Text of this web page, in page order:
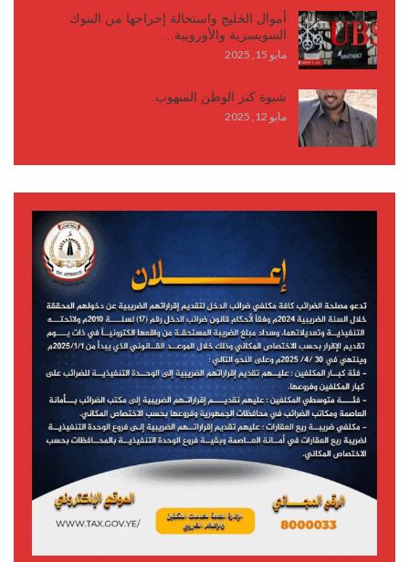
أموال الخليج واستحالة إخراجها من البنوك
السويسرية والأوروبية…
مايو 15, 2025
شبوة كنز الوطن المنهوب..
مايو 12, 2025